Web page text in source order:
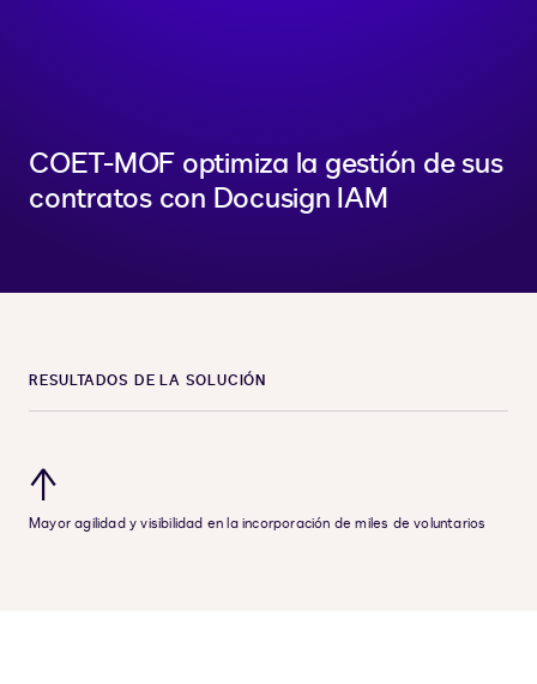
COET-MOF optimiza la gestión de sus
contratos con Docusign IAM
RESULTADOS DE LA SOLUCIÓN
↑
Mayor agilidad y visibilidad en la incorporación de miles de voluntarios